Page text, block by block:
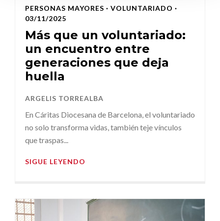
PERSONAS MAYORES · VOLUNTARIADO ·
03/11/2025
Más que un voluntariado:
un encuentro entre
generaciones que deja
huella
ARGELIS TORREALBA
En Cáritas Diocesana de Barcelona, el voluntariado
no solo transforma vidas, también teje vínculos
que traspas...
SIGUE LEYENDO